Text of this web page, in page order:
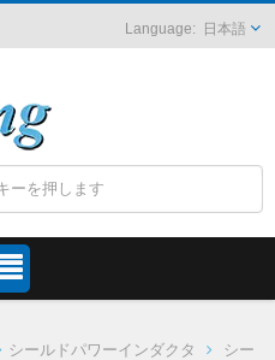
日本語
シールドパワーインダクタ
シー